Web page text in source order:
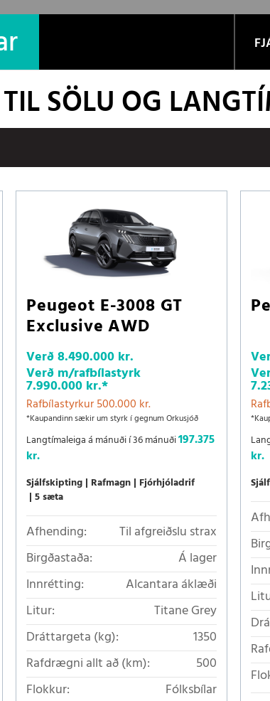
SÖLU OG
Peugeot E-3008 GT
Exclusive AWD
Verð8.490.000 kr.
Verð m/rafbílastyrk
7.990.000 kr.*
Rafbílastyrkur 500.000 kr.
*Kaupandinn sækir um styrk í gegnum Orkusjóð
Langtímaleiga á mánuði í 36 mánuði197.375
kr.
Sjálfskipting Rafmagn Fjórhjóladrif
5 sæta
Afhending:
Til afgreiðslu strax
Birgðastaða:
Á lager
Innrétting:
Alcantara áklæði
Litur:
Titane Grey
Dráttargeta (kg):
1350
Rafdrægni allt að (km):
500
Flokkur:
Fólksbílar
kr.